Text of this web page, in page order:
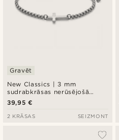
New Classics | 3 mm
sudrabkrāsas nerūsējošā
tērauda noapaļotas “box”
tipa ķēdītes aproce ar krustu
Gravēt
39,95 €
2 KRĀSAS SEIZMONT